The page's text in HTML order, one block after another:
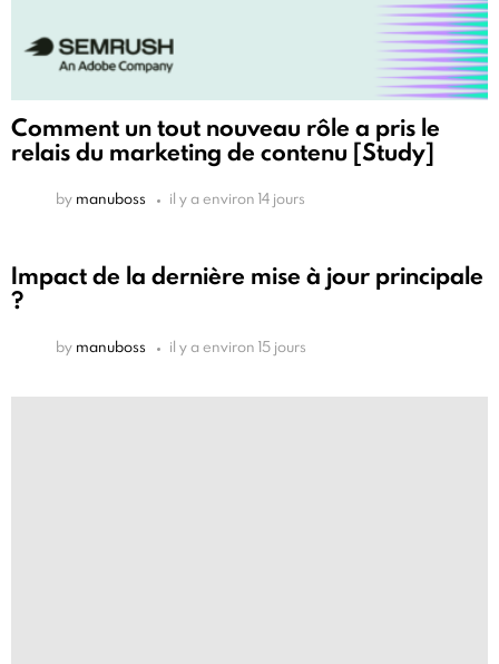
Comment un tout nouveau rôle a pris le
relais du marketing de contenu [Study]
by manuboss il y a environ 14 jours
Impact de la dernière mise à jour principale
?
by manuboss il y a environ 15 jours